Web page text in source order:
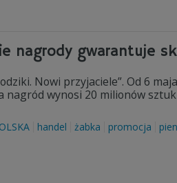
nagrody gwarantuje
Nowi przyjaciele”. Od 6
nagród wynosi 20 milionów
handel żabka promocja